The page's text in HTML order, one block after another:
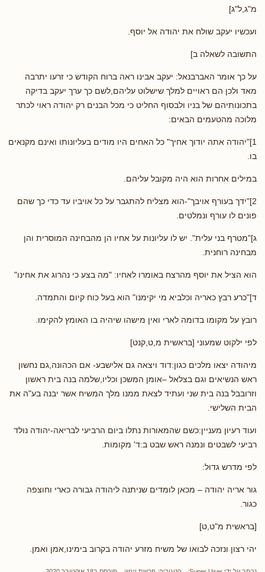
מ"ג,ל"ג]
ועכשיו יעקב שולח את יהודה אל יוסף.
התשובה לשאלה ב]
על כך אומר האברבנאל: יעקב אבינו ראה ברוח הקודש כי זרעו יתרבה
מאד ולכן הם ראויים למלך שישלוט עליהם,לשם כך ערך יעקב בדיקה
בתכונותיהם של בניו ולבסוף החליט כי מכל הבנים רק יהודה ראוי לכתר
מלוכה מהטעמים הבאים:
1]"יהודה אתה יודוך אחיך" כל האחים היו מודים בעליונותו ואינם מקנאים
בו.
במילים אחרות הוא היה מקובל עליהם.
2]"ידך בעורף אויבך"-הוא מצליח להתגבר על כל אויביו עד כדי כך שהם
פונים לו עורף ונמלטים.
ג]"מטרף בני עלית". יש לו עליונות על אחיו הן מהבחינה המוסרית והן
מבחינה רוחנית.
הוא הציל את יוסף מהרצח באומרו לאחיו: "מה בצע כי נהרוג את אחינו"
ד]"כרע רבץ כאריה וכלביא מי יקימנו" הוא בעל כוח קיום והתמדה.
רובץ על מקומו בדומה לארי ואין מישהו שיהיה בו האומץ להקימו.
לפי ילקוט שמעוני [בראשית מ,ט,קנט]
מיהודה יצאו מלכים כגון:דוד ויצאה גם אלישבע- אם הכהונה,גם נחשון
ראש הנשיאים וגם בצלאל –אומן המשכן וכליו,שלמה בנה בית ראשון
וזרובבל בנה בית שני ועתיד לצאת ממנו מלך המשיח אשר יבנה בע"ה את
הבית השלישי.
ועוד רעיון מעניין:כשם שהמאורות נתלו ביום הרביעי לבריאה-יהודה נולד
רביעי לשבטים ונמנה ראש שבט ב:ד' מקומות.
לפי מדרש גדול:
גור אריה יהודה – מכאן לומדים שניתנה ליהודה גבורה כארי וחוצפה
כגור.
[בראשית מ"ט,ט]
יהי רצון ונזכה לבואו של משיח מזרע יהודה בקרוב בימינו,אמן ואמן.